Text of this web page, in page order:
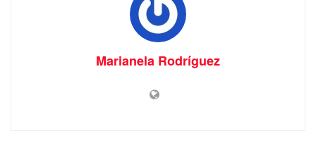
Marianela Rodríguez